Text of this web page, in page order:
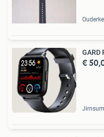
GARD
€
Jirnsum